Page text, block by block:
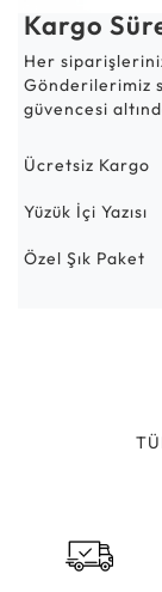
Kargo
Her
Gönderilerimiz
güvencesi
Ücretsiz Kargo
Yüzük İçi Yazısı
Özel Şık Paket